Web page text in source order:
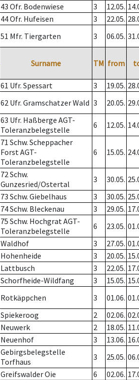
43 Ofr. Bodenwiese 3 12.05.
44 Ofr. Hufeisen 3 22.05.
51 Mfr. Tiergarten 3 06.05.
Surname TM from
61 Ufr. Spessart 3 19.05.
62 Ufr. Gramschatzer Wald 3 20.05.
63 Ufr. Haßberge AGT-
Toleranzbelegstelle
6 12.05.
71 Schw. Scheppacher
Forst AGT-
Toleranzbelegstelle
6 15.05.
72 Schw.
Gunzesried/Ostertal
3 30.05.
73 Schw. Giebelhaus 3 30.05.
74 Schw. Bleckenau 3 29.05.
75 Schw. Hochgrat AGT-
Toleranzbelegstelle
6 23.05.
Waldhof 3 27.05.
Hohenheide 3 20.05.
Lattbusch 3 22.05.
Schorfheide-Wildfang 3 15.05.
Rotkäppchen 3 01.06.
Spiekeroog 2 02.06.
Neuwerk 2 18.05.
Neuenhof 3 13.06.
Gebirgsbelegstelle
Torfhaus
3 25.05.
Greifswalder Oie 6 02.06.